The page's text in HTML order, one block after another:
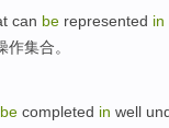
can be represented in
作集合。
be completed in well